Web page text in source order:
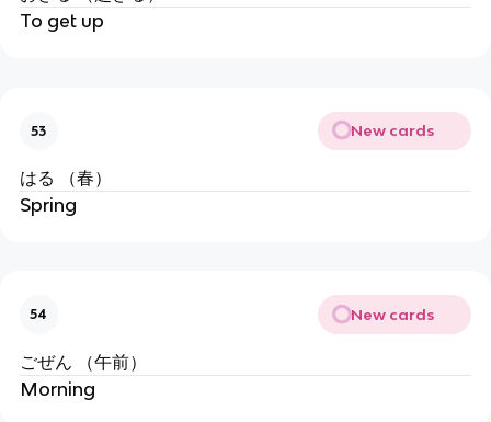
To get up
53 New cards
はる （春）
Spring
54 New cards
ごぜん （午前）
Morning